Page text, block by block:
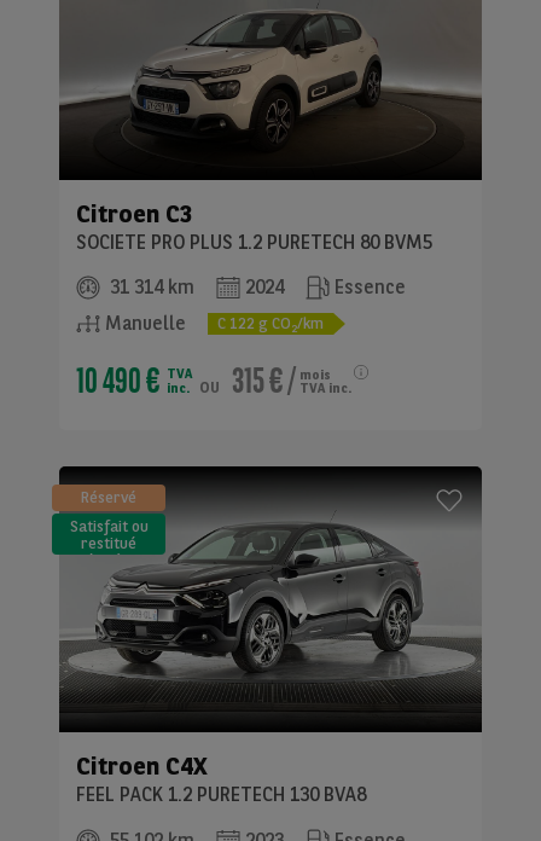
Citroen C3
SOCIETE PRO PLUS 1.2 PURETECH 80 BVM5
31 314 km
2024
Essence
Manuelle
C 122 g CO2/km
10 490 € TVA
inc.
ou 315 €/ mois
TVA inc.
Réservé
Satisfait ou
restitué
(LLD)*
Citroen C4X
FEEL PACK 1.2 PURETECH 130 BVA8